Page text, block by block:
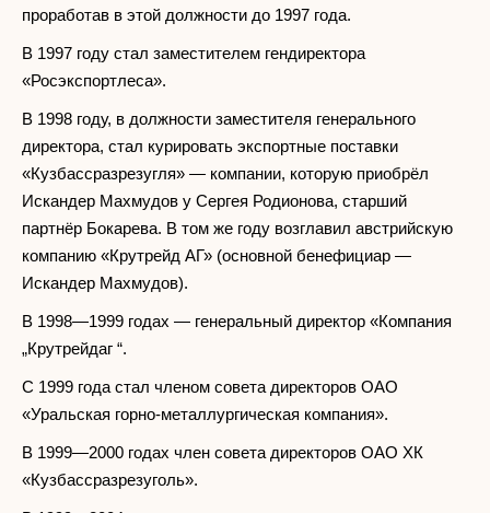
проработав в этой должности до 1997 года.
В 1997 году стал заместителем гендиректора
«Росэкспортлеса».
В 1998 году, в должности заместителя генерального
директора, стал курировать экспортные поставки
«Кузбассразрезугля» — компании, которую приобрёл
Искандер Махмудов у Сергея Родионова, старший
партнёр Бокарева. В том же году возглавил австрийскую
компанию «Крутрейд АГ» (основной бенефициар —
Искандер Махмудов).
В 1998—1999 годах — генеральный директор «Компания
„Крутрейдаг “.
С 1999 года стал членом совета директоров ОАО
«Уральская горно-металлургическая компания».
В 1999—2000 годах член совета директоров ОАО ХК
«Кузбассразрезуголь».